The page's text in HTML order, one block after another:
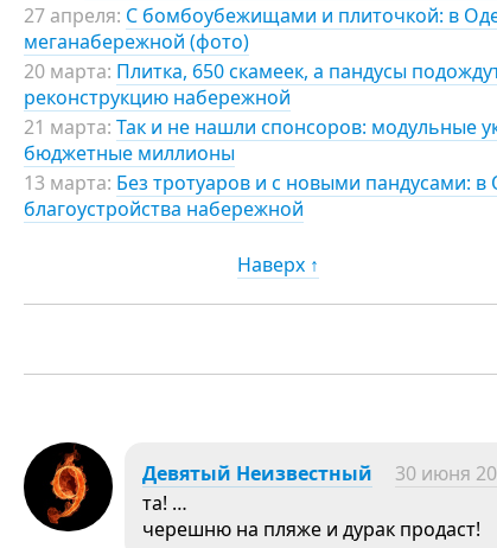
27 апреля: С бомбоубежищами и плиточкой: в
меганабережной (фото)
20 марта: Плитка, 650 скамеек, а пандусы
реконструкцию набережной
21 марта: Так и не нашли спонсоров: модульные
бюджетные миллионы
13 марта: Без тротуаров и с новыми пандусами: в
благоустройства набережной
Наверх ↑
Девятый Неизвестный 30 июня
та! …
черешню на пляже и дурак продаст!